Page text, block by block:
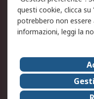
Etica e
Chi Siamo
Chi Siamo
Supporto
Carriere
questi cookie, clicca
potrebbero non essere
informazioni, leggi la